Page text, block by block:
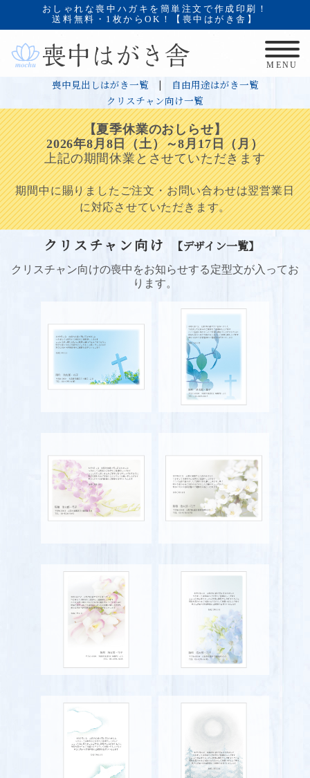
おしゃれな喪中ハガキを簡単注文で作成印刷！
送料無料・1枚からOK！【喪中はがき舎】
MENU
喪中見出しはがき一覧 |
自由用途はがき一覧
クリスチャン向け一覧
【夏季休業のおしらせ】
2026年8月8日（土）～8月17日（月）
上記の期間休業とさせていただきます
期間中に賜りましたご注文・お問い合わせは翌営業日
に対応させていただきます。
クリスチャン向け 【デザイン一覧】
クリスチャン向けの喪中をお知らせする定型文が入ってお
ります。